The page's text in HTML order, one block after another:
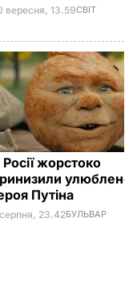
вересня, 13.59СВІТ
жорстоко
Путіна
23.42БУЛЬВАР